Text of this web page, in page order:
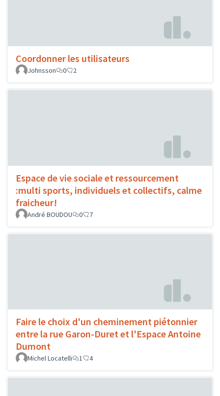
Coordonner les utilisateurs
Johnsson 0 2
Espace de vie sociale et ressourcement
:multi sports, individuels et collectifs, calme
fraicheur!
André BOUDOU 0 7
Faire le choix d'un cheminement piétonnier
entre la rue Garon-Duret et l'Espace Antoine
Dumont
Michel Locatelli 1 4